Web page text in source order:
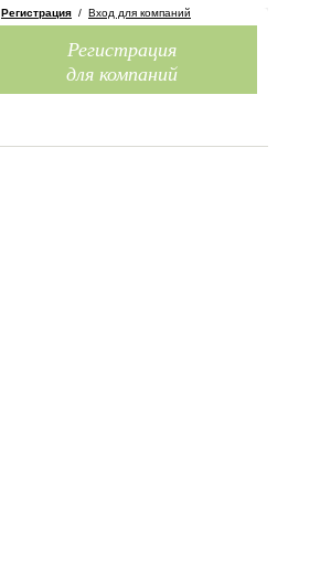
Регистрация / Вход для компаний
Регистрация
для компаний